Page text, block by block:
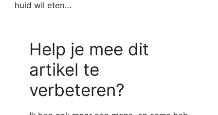
huid wil eten…
Help je mee dit
artikel te
verbeteren?